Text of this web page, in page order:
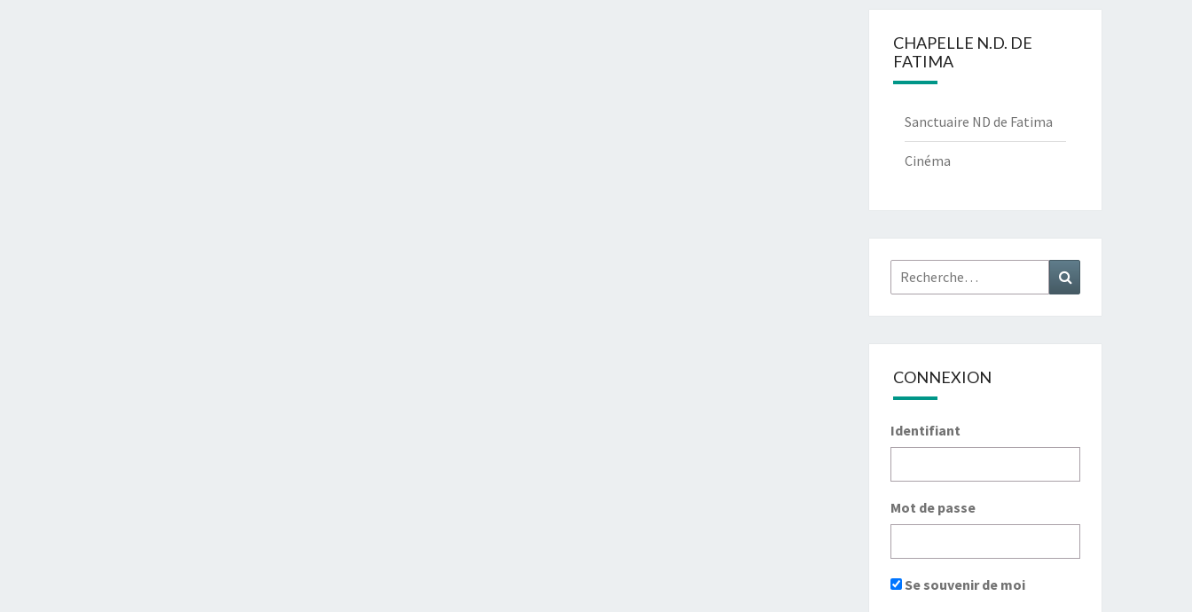
CHAPELLE N.D. DE
FATIMA
Sanctuaire ND de Fatima
Cinéma
Rechercher :
CONNEXION
Identifiant
Mot de passe
Se souvenir de moi